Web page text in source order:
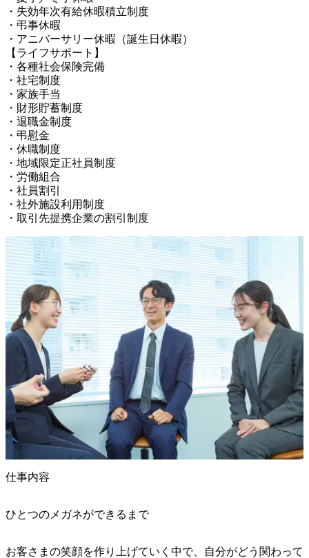
・失効年次有給休暇積立制度
・弔事休暇
・アニバーサリー休暇（誕生日休暇）
【ライフサポート】
・各種社会保険完備
・社宅制度
・家族手当
・財形貯蓄制度
・退職金制度
・弔慰金
・休職制度
・地域限定正社員制度
・労働組合
・社員割引
・社外施設利用制度
・取引先提携企業の割引制度
仕事内容
ひとつのメガネができるまで
お客さまの笑顔を作り上げていく中で、自分がどう関わって